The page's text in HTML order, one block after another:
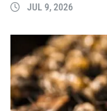
JUL 9, 2026